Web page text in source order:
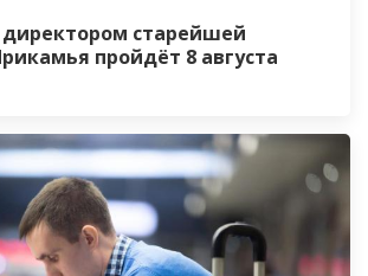
старейшей
пройдёт 8 августа